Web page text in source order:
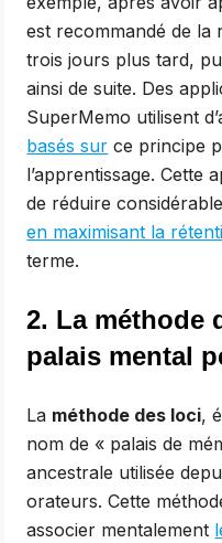
est recommandé de la
trois jours plus tard,
ainsi de suite. Des
SuperMemo utilisent
basés sur ce principe
l’apprentissage. Cette
de réduire
en maximisant la
terme.
2. La méthode
palais mental
La méthode des loci,
nom de « palais de
ancestrale utilisée
orateurs. Cette
associer mentalement